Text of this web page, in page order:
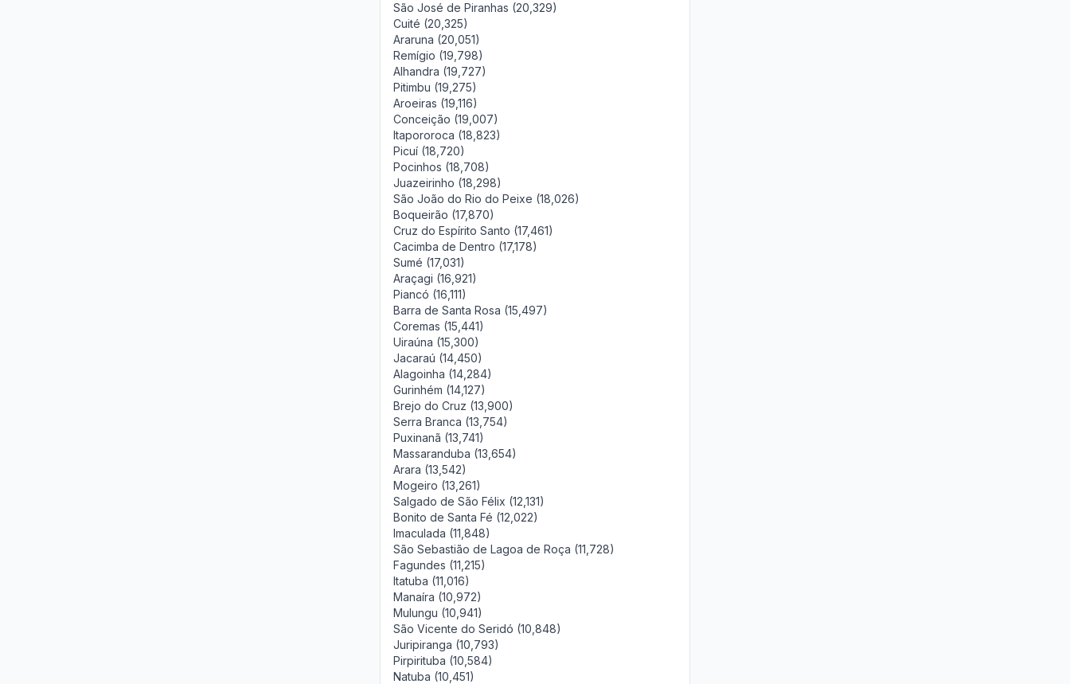
São José de Piranhas (20,329)
Cuité (20,325)
Araruna (20,051)
Remígio (19,798)
Alhandra (19,727)
Pitimbu (19,275)
Aroeiras (19,116)
Conceição (19,007)
Itapororoca (18,823)
Picuí (18,720)
Pocinhos (18,708)
Juazeirinho (18,298)
São João do Rio do Peixe (18,026)
Boqueirão (17,870)
Cruz do Espírito Santo (17,461)
Cacimba de Dentro (17,178)
Sumé (17,031)
Araçagi (16,921)
Piancó (16,111)
Barra de Santa Rosa (15,497)
Coremas (15,441)
Uiraúna (15,300)
Jacaraú (14,450)
Alagoinha (14,284)
Gurinhém (14,127)
Brejo do Cruz (13,900)
Serra Branca (13,754)
Puxinanã (13,741)
Massaranduba (13,654)
Arara (13,542)
Mogeiro (13,261)
Salgado de São Félix (12,131)
Bonito de Santa Fé (12,022)
Imaculada (11,848)
São Sebastião de Lagoa de Roça (11,728)
Fagundes (11,215)
Itatuba (11,016)
Manaíra (10,972)
Mulungu (10,941)
São Vicente do Seridó (10,848)
Juripiranga (10,793)
Pirpirituba (10,584)
Natuba (10,451)